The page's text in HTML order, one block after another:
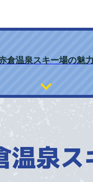
倉温泉スキー場の魅力
温泉ス